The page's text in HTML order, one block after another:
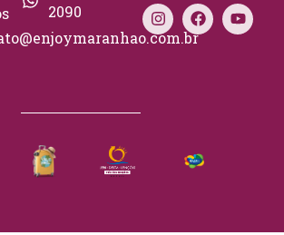
2090